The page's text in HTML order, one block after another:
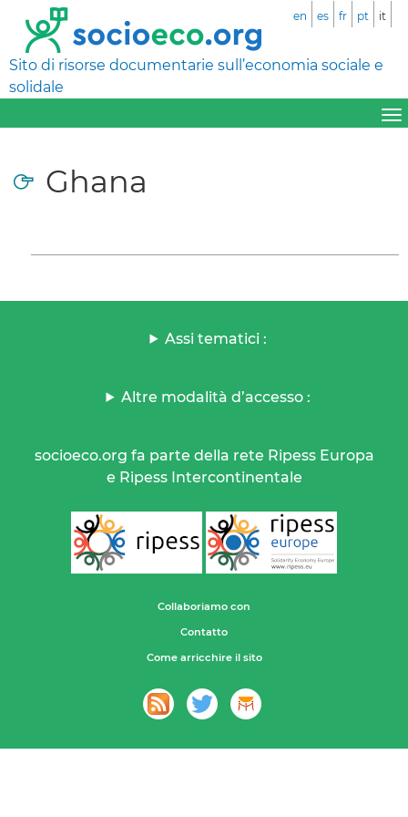
Sito di risorse documentarie sull’economia sociale e
solidale
en es fr pt it
Ghana
Assi tematici :
Altre modalità d’accesso :
socioeco.org fa parte della rete Ripess Europa
e Ripess Intercontinentale
Collaboriamo con
Contatto
Come arricchire il sito